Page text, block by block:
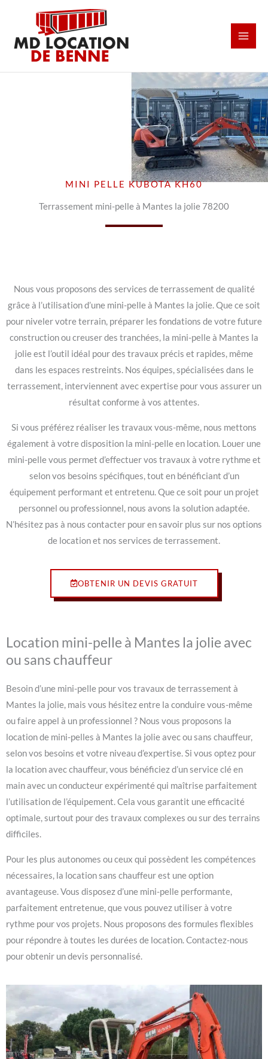
contenu
MINI PELLE KUBOTA KH60
Terrassement mini-pelle à Mantes la jolie 78200
Nous vous proposons des services de terrassement de qualité
grâce à l’utilisation d’une mini-pelle à Mantes la jolie. Que ce soit
pour niveler votre terrain, préparer les fondations de votre future
construction ou creuser des tranchées, la mini-pelle à Mantes la
jolie est l’outil idéal pour des travaux précis et rapides, même
dans les espaces restreints. Nos équipes, spécialisées dans le
terrassement, interviennent avec expertise pour vous assurer un
résultat conforme à vos attentes.
Si vous préférez réaliser les travaux vous-même, nous mettons
également à votre disposition la mini-pelle en location. Louer une
mini-pelle vous permet d’effectuer vos travaux à votre rythme et
selon vos besoins spécifiques, tout en bénéficiant d’un
équipement performant et entretenu. Que ce soit pour un projet
personnel ou professionnel, nous avons la solution adaptée.
N’hésitez pas à nous contacter pour en savoir plus sur nos options
de location et nos services de terrassement.
OBTENIR UN DEVIS GRATUIT
Location mini-pelle à Mantes la jolie avec
ou sans chauffeur
Besoin d’une mini-pelle pour vos travaux de terrassement à
Mantes la jolie, mais vous hésitez entre la conduire vous-même
ou faire appel à un professionnel ? Nous vous proposons la
location de mini-pelles à Mantes la jolie avec ou sans chauffeur,
selon vos besoins et votre niveau d’expertise. Si vous optez pour
la location avec chauffeur, vous bénéficiez d’un service clé en
main avec un conducteur expérimenté qui maîtrise parfaitement
l’utilisation de l’équipement. Cela vous garantit une efficacité
optimale, surtout pour des travaux complexes ou sur des terrains
difficiles.
Pour les plus autonomes ou ceux qui possèdent les compétences
nécessaires, la location sans chauffeur est une option
avantageuse. Vous disposez d’une mini-pelle performante,
parfaitement entretenue, que vous pouvez utiliser à votre
rythme pour vos projets. Nous proposons des formules flexibles
pour répondre à toutes les durées de location. Contactez-nous
pour obtenir un devis personnalisé.